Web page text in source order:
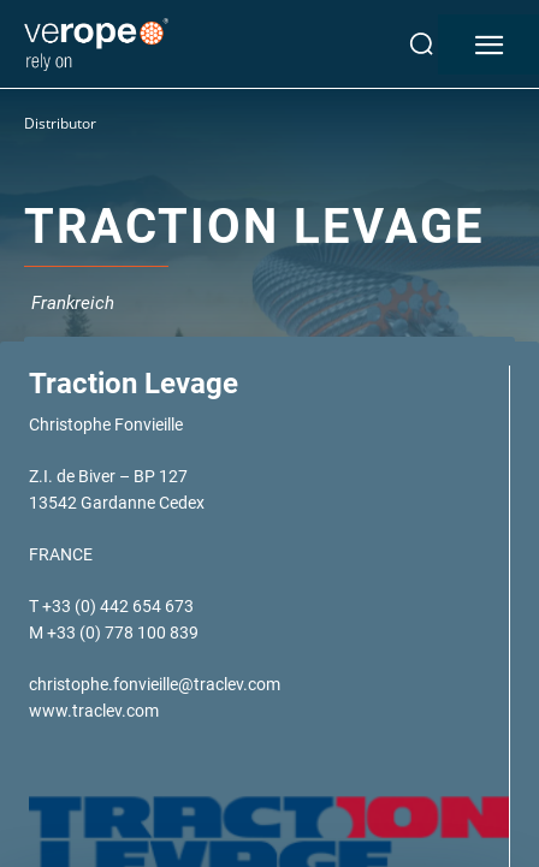
verotop
verotop S
verotop S+
verotop E
verostar 8
veropro 8
veropower 8
verotech 10
Ropecheck
verope Wordwide
Future
English
Distributor
TRACTION LEVAGE
Frankreich
Traction Levage
Christophe Fonvieille
Z.I. de Biver – BP 127
13542 Gardanne Cedex
FRANCE
T +33 (0) 442 654 673
M +33 (0) 778 100 839
christophe.fonvieille@traclev.com
www.traclev.com